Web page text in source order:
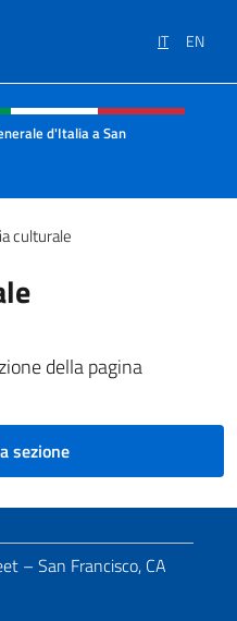
IT EN
e menù
d'Italia a San
culturale
della pagina
sezione
– San Francisco, CA